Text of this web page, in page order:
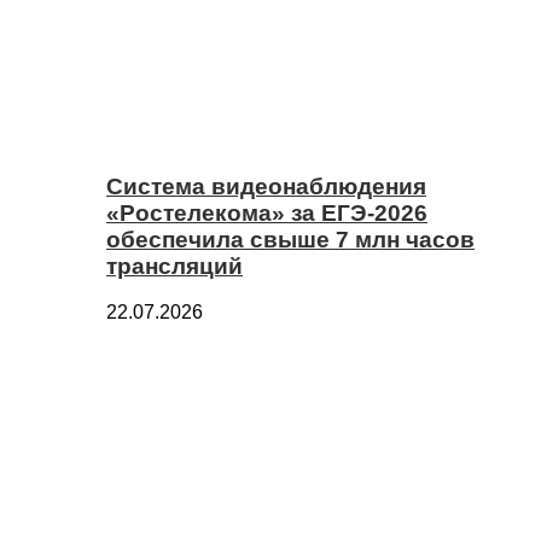
Система видеонаблюдения
«Ростелекома» за ЕГЭ-2026
обеспечила свыше 7 млн часов
трансляций
22.07.2026